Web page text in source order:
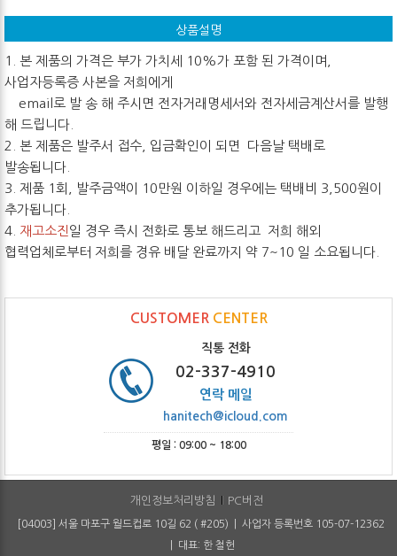
상품설명
1. 본 제품의 가격은 부가 가치세 10%가 포함 된 가격이며,
사업자등록증 사본을 저희에게
email로 발 송 해 주시면 전자거래명세서와 전자세금계산서를 발행
해 드립니다.
2. 본 제품은 발주서 접수, 입금확인이 되면 다음날 택배로
발송됩니다.
3. 제품 1회, 발주금액이 10만원 이하일 경우에는 택배비 3,500원이
추가됩니다.
4. 재고소진 일 경우 즉시 전화로 통보 해드리고 저희 해외
협력업체로부터 저희를 경유 배달 완료까지 약 7~10 일 소요됩니다.
CUSTOMER CENTER
직통 전화
02-337-4910
연락 메일
hanitech@icloud.com
평일 : 09:00 ~ 18:00
개인정보처리방침 PC버전
[04003] 서울 마포구 월드컵로 10길 62 ( #205) | 사업자 등록번호 105-07-12362
| 대표: 한 철헌